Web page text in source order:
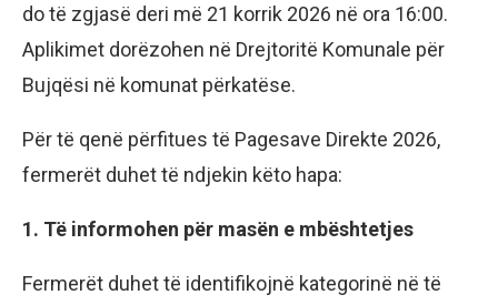
do të zgjasë deri më 21 korrik 2026 në ora 16:00.
Aplikimet dorëzohen në Drejtoritë Komunale për
Bujqësi në komunat përkatëse.
Për të qenë përfitues të Pagesave Direkte 2026,
fermerët duhet të ndjekin këto hapa:
1. Të informohen për masën e mbështetjes
Fermerët duhet të identifikojnë kategorinë në të